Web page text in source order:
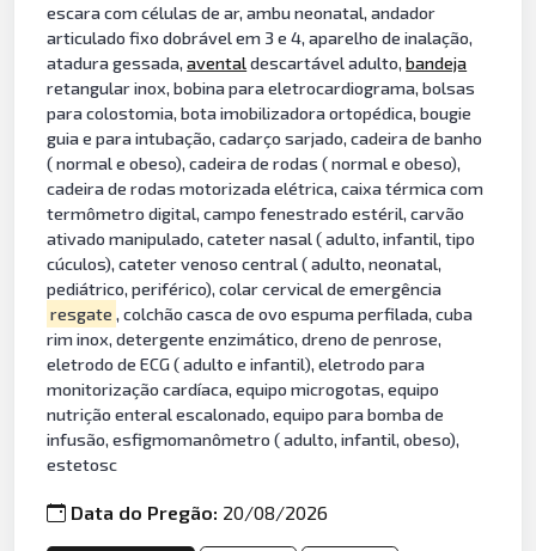
escara com células de ar, ambu neonatal, andador
articulado fixo dobrável em 3 e 4, aparelho de inalação,
atadura gessada,aventaldescartável adulto,bandeja
retangular inox, bobina para eletrocardiograma, bolsas
para colostomia, bota imobilizadora ortopédica, bougie
guia e para intubação, cadarço sarjado, cadeira de banho
( normal e obeso), cadeira de rodas ( normal e obeso),
cadeira de rodas motorizada elétrica, caixa térmica com
termômetro digital, campo fenestrado estéril, carvão
ativado manipulado, cateter nasal ( adulto, infantil, tipo
cúculos), cateter venoso central ( adulto, neonatal,
pediátrico, periférico), colar cervical de emergência
resgate , colchão casca de ovo espuma perfilada, cuba
rim inox, detergente enzimático, dreno de penrose,
eletrodo de ECG ( adulto e infantil), eletrodo para
monitorização cardíaca, equipo microgotas, equipo
nutrição enteral escalonado, equipo para bomba de
infusão, esfigmomanômetro ( adulto, infantil, obeso),
estetosc
Data do Pregão: 20/08/2026